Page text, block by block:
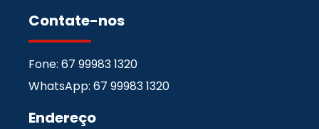
Contate-nos
Fone: 67 99983 1320
WhatsApp: 67 99983 1320
Endereço